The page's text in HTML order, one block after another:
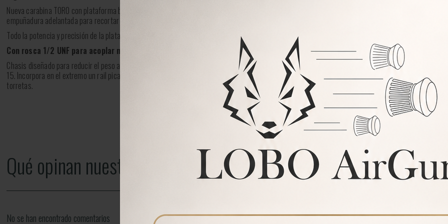
Nueva carabina TORO con plataforma bullpup táctica. Soporte principal en aluminio anodizado con
empuñadura adelantada para recortar las dimensiones de la carabina.
Todo la potencia y precisión de la plataforma TORO ahora en versión bullpup.
Con rosca 1/2 UNF para acoplar nuestro Moderador de sonido Big Bore.
Chasis diseñado para reducir el peso al mínimo y ergonomirzar el agarre. Con un pistolete estándar AR-
15. Incorpora en el extremo un rail picatinny para la colocación de accesorios tales como bídpodes o
torretas.
Qué opinan nuestros clientes
No se han encontrado comentarios